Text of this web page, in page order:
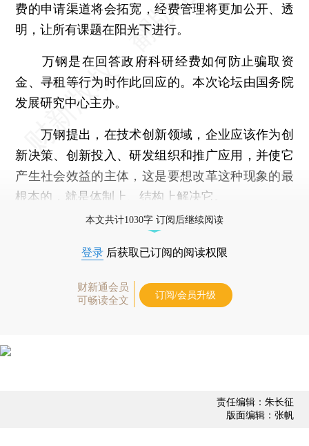
费的申请渠道将会拓宽，经费管理将更加公开、透
明，让所有课题在阳光下进行。
万钢是在回答政府科研经费如何防止骗取资
金、寻租等行为时作此回应的。本次论坛由国务院
发展研究中心主办。
万钢提出，在技术创新领域，企业应该作为创
新决策、创新投入、研发组织和推广应用，并使它
产生社会效益的主体，这是要想改革这种现象的最
根本的，就是体制上、结构上解决它。
本文共计1030字 订阅后继续阅读
登录 后获取已订阅的阅读权限
财新通会员
可畅读全文
订阅/会员升级
责任编辑：朱长征
版面编辑：张帆